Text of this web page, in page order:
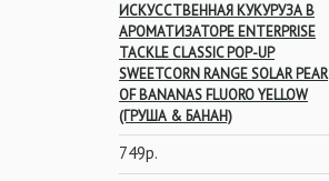
ИСКУССТВЕННАЯ КУКУРУЗА В
АРОМАТИЗАТОРЕ ENTERPRISE
TACKLE CLASSIC POP-UP
SWEETCORN RANGE SOLAR PEAR
OF BANANAS FLUORO YELLOW
(ГРУША & БАНАН)
749р.